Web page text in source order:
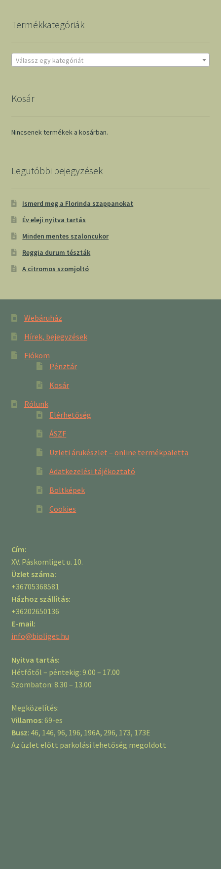
Termékkategóriák
Válassz egy kategóriát
Kosár
Nincsenek termékek a kosárban.
Legutóbbi bejegyzések
Ismerd meg a Florinda szappanokat
Év eleji nyitva tartás
Minden mentes szaloncukor
Reggia durum tészták
A citromos szomjoltó
Webáruház
Hírek, bejegyzések
Fiókom
Pénztár
Kosár
Rólunk
Elérhetőség
ÁSZF
Üzleti árukészlet – online termékpaletta
Adatkezelési tájékoztató
Boltképek
Cookies
Cím:
XV. Páskomliget u. 10.
Üzlet száma:
+36705368581
Házhoz szállítás:
+36202650136
E-mail:
info@bioliget.hu
Nyitva tartás:
Hétfőtől – péntekig: 9.00 – 17.00
Szombaton: 8.30 – 13.00
Megközelítés:
Villamos: 69-es
Busz: 46, 146, 96, 196, 196A, 296, 173, 173E
Az üzlet előtt parkolási lehetőség megoldott